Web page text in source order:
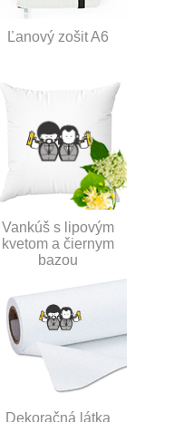
Ľanový zošit A6
Vankúš s lipovým
kvetom a čiernym
bazou
Dekoračná látka